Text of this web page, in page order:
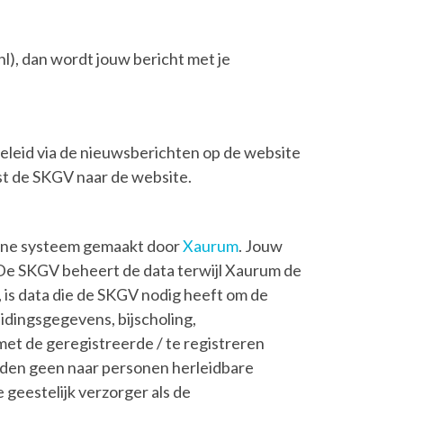
dan wordt jouw bericht met je
via de nieuwsberichten op de website
SKGV naar de website.
systeem gemaakt doorXaurum. Jouw
SKGV beheert de data terwijl Xaurum de
data die de SKGV nodig heeft om de
bijscholing,
de geregistreerde / te registreren
geen naar personen herleidbare
verzorger als de